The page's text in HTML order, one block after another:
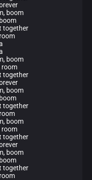
boom
together
boom
room
together
boom
together
boom
room
together
boom
together